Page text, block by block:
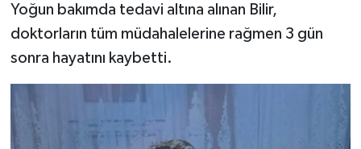
Yoğun bakımda tedavi altına alınan Bilir,
doktorların tüm müdahalelerine rağmen 3 gün
sonra hayatını kaybetti.